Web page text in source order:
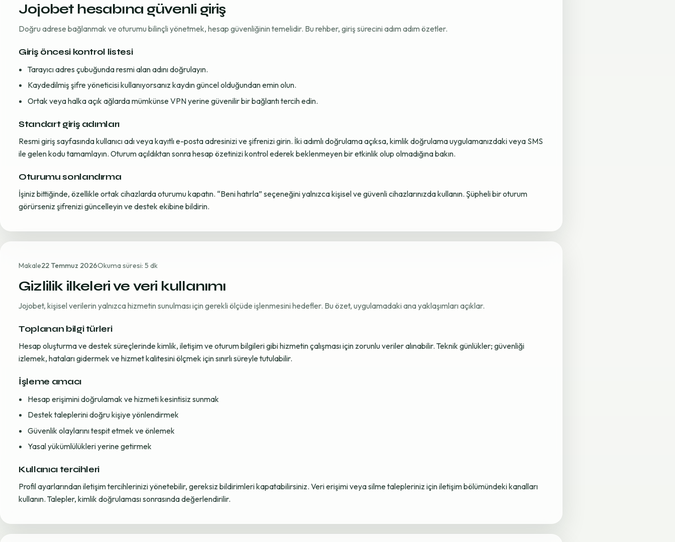
Jojobet hesabına güvenli giriş
Doğru adrese bağlanmak ve oturumu bilinçli yönetmek, hesap güvenliğinin temelidir. Bu rehber, giriş sürecini adım adım özetler.
Giriş öncesi kontrol listesi
Tarayıcı adres çubuğunda resmi alan adını doğrulayın.
Kaydedilmiş şifre yöneticisi kullanıyorsanız kaydın güncel olduğundan emin olun.
Ortak veya halka açık ağlarda mümkünse VPN yerine güvenilir bir bağlantı tercih edin.
Standart giriş adımları
Resmi giriş sayfasında kullanıcı adı veya kayıtlı e-posta adresinizi ve şifrenizi girin. İki adımlı doğrulama açıksa, kimlik doğrulama uygulamanızdaki veya SMS
ile gelen kodu tamamlayın. Oturum açıldıktan sonra hesap özetinizi kontrol ederek beklenmeyen bir etkinlik olup olmadığına bakın.
Oturumu sonlandırma
İşiniz bittiğinde, özellikle ortak cihazlarda oturumu kapatın. “Beni hatırla” seçeneğini yalnızca kişisel ve güvenli cihazlarınızda kullanın. Şüpheli bir oturum
görürseniz şifrenizi güncelleyin ve destek ekibine bildirin.
Makale22 Temmuz 2026Okuma süresi: 5 dk
Gizlilik ilkeleri ve veri kullanımı
Jojobet, kişisel verilerin yalnızca hizmetin sunulması için gerekli ölçüde işlenmesini hedefler. Bu özet, uygulamadaki ana yaklaşımları açıklar.
Toplanan bilgi türleri
Hesap oluşturma ve destek süreçlerinde kimlik, iletişim ve oturum bilgileri gibi hizmetin çalışması için zorunlu veriler alınabilir. Teknik günlükler; güvenliği
izlemek, hataları gidermek ve hizmet kalitesini ölçmek için sınırlı süreyle tutulabilir.
İşleme amacı
Hesap erişimini doğrulamak ve hizmeti kesintisiz sunmak
Destek taleplerini doğru kişiye yönlendirmek
Güvenlik olaylarını tespit etmek ve önlemek
Yasal yükümlülükleri yerine getirmek
Kullanıcı tercihleri
Profil ayarlarından iletişim tercihlerinizi yönetebilir, gereksiz bildirimleri kapatabilirsiniz. Veri erişimi veya silme talepleriniz için iletişim bölümündeki kanalları
kullanın. Talepler, kimlik doğrulaması sonrasında değerlendirilir.